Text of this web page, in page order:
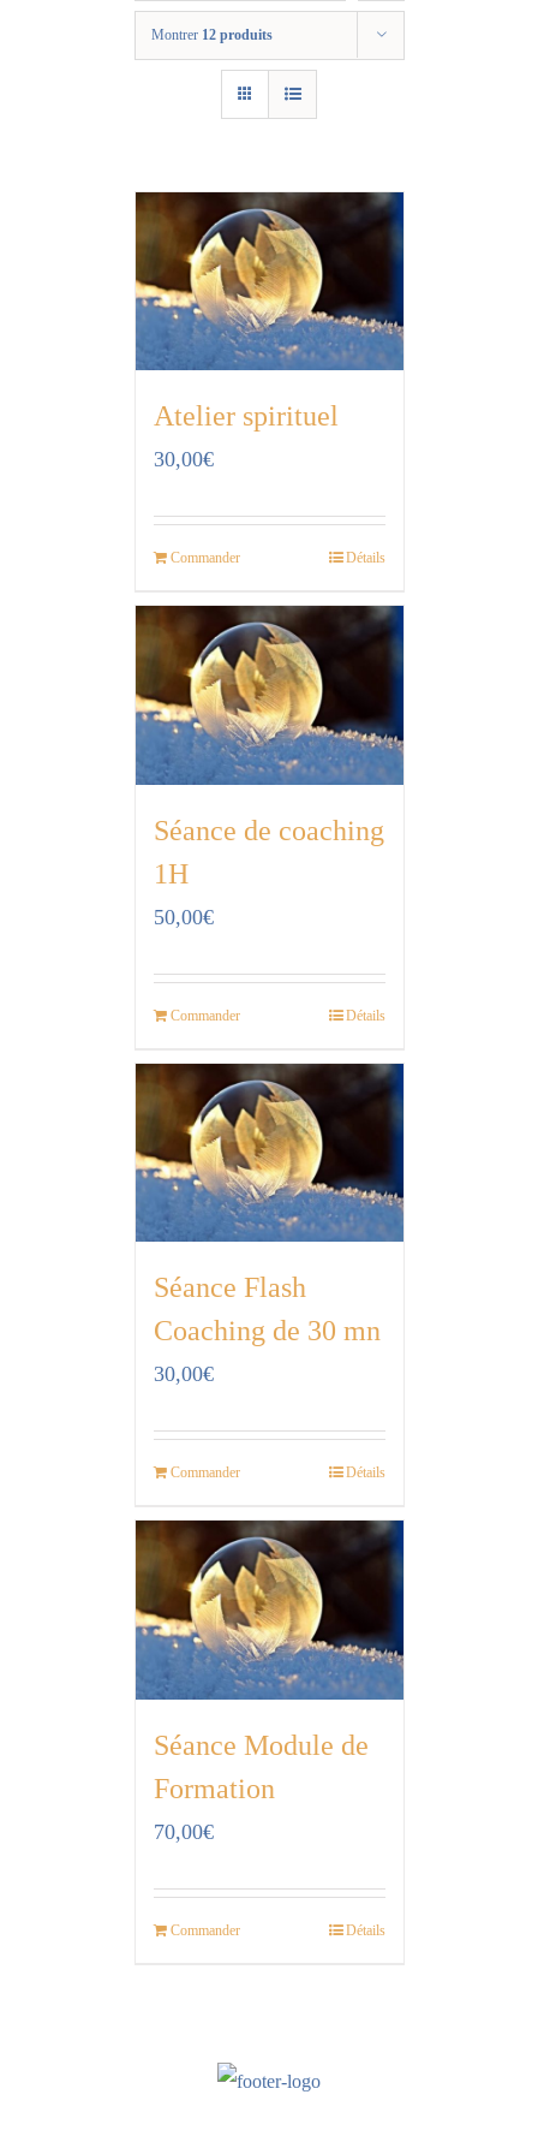
Montrer 12 produits
Atelier spirituel
30,00€
Commander Détails
Séance de coaching
1H
50,00€
Commander Détails
Séance Flash
Coaching de 30 mn
30,00€
Commander Détails
Séance Module de
Formation
70,00€
Commander Détails